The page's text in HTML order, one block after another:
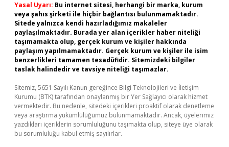
Yasal Uyarı: Bu internet sitesi, herhangi bir marka, kurum
veya şahıs şirketi ile hiçbir bağlantısı bulunmamaktadır.
Sitede yalnızca kendi hazırladığımız makaleler
paylaşılmaktadır. Burada yer alan içerikler haber niteliği
taşımamakta olup, gerçek kurum ve kişiler hakkında
paylaşım yapılmamaktadır. Gerçek kurum ve kişiler ile isim
benzerlikleri tamamen tesadüfidir. Sitemizdeki bilgiler
taslak halindedir ve tavsiye niteliği taşımazlar.
Sitemiz, 5651 Sayılı Kanun gereğince Bilgi Teknolojileri ve İletişim
Kurumu (BTK) tarafından onaylanmış bir Yer Sağlayıcı olarak hizmet
vermektedir. Bu nedenle, sitedeki içerikleri proaktif olarak denetleme
veya araştırma yükümlülüğümüz bulunmamaktadır. Ancak, üyelerimiz
yazdıkları içeriklerin sorumluluğunu taşımakta olup, siteye üye olarak
bu sorumluluğu kabul etmiş sayılırlar.